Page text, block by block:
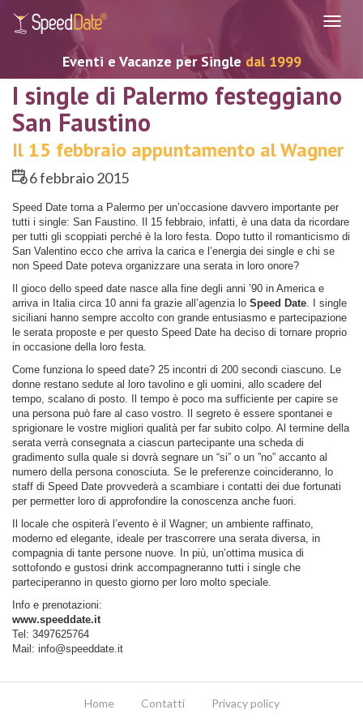
Eventi e Vacanze per Single dal 1999
I single di Palermo festeggiano
San Faustino
Il 15 febbraio appuntamento al Wagner
6 febbraio 2015
Speed Date torna a Palermo per un’occasione davvero importante per
tutti i single: San Faustino. Il 15 febbraio, infatti, è una data da ricordare
per tutti gli scoppiati perché è la loro festa. Dopo tutto il romanticismo di
San Valentino ecco che arriva la carica e l’energia dei single e chi se
non Speed Date poteva organizzare una serata in loro onore?
Il gioco dello speed date nasce alla fine degli anni ’90 in America e
arriva in Italia circa 10 anni fa grazie all’agenzia lo Speed Date. I single
siciliani hanno sempre accolto con grande entusiasmo e partecipazione
le serata proposte e per questo Speed Date ha deciso di tornare proprio
in occasione della loro festa.
Come funziona lo speed date? 25 incontri di 200 secondi ciascuno. Le
donne restano sedute al loro tavolino e gli uomini, allo scadere del
tempo, scalano di posto. Il tempo è poco ma sufficiente per capire se
una persona può fare al caso vostro. Il segreto è essere spontanei e
sprigionare le vostre migliori qualità per far subito colpo. Al termine della
serata verrà consegnata a ciascun partecipante una scheda di
gradimento sulla quale si dovrà segnare un “si” o un ”no” accanto al
numero della persona conosciuta. Se le preferenze coincideranno, lo
staff di Speed Date provvederà a scambiare i contatti dei due fortunati
per permetter loro di approfondire la conoscenza anche fuori.
Il locale che ospiterà l’evento è il Wagner; un ambiente raffinato,
moderno ed elegante, ideale per trascorrere una serata diversa, in
compagnia di tante persone nuove. In più, un’ottima musica di
sottofondo e gustosi drink accompagneranno tutti i single che
parteciperanno in questo giorno per loro molto speciale.
Info e prenotazioni:
www.speeddate.it
Tel: 3497625764
Mail: info@speeddate.it
Home Contatti Privacy policy